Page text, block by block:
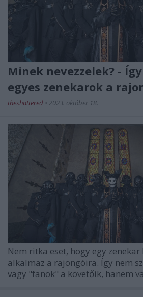
Minek nevezzelek? -
egyes zenekarok a
theshattered • 2023. október 18.
Nem ritka eset, hogy egy
alkalmaz a rajongóira. Így nem
vagy "fanok" a követőik, hanem